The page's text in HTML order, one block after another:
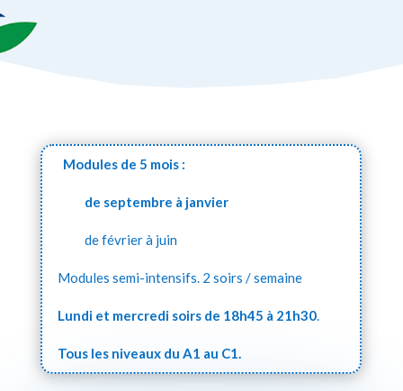
Modules de 5 mois :
de septembre à janvier
de février à juin
Modules semi-intensifs. 2 soirs / semaine
Lundi et mercredi soirs de 18h45 à 21h30.
Tous les niveaux du A1 au C1.